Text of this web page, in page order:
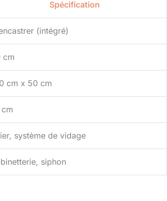
Spécification
(intégré)
cm
cm x 50 cm
système de vidage
siphon